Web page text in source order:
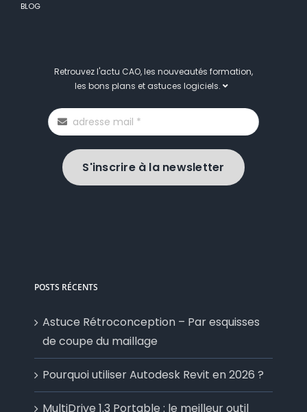
BLOG
Retrouvez l'actu CAO, les nouveautés formation,
les bons plans et astuces logiciels.
S'inscrire à la newsletter
POSTS RÉCENTS
Astuce Rétroconception – Par esquisses
de coupe du maillage
Pourquoi utiliser Autodesk Revit en 2026 ?
MultiDrive 1.3 Portable : le meilleur outil